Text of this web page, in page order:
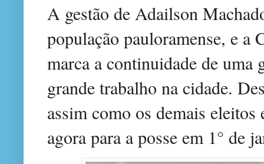
A gestão de Adailson
população pauloramense, e a
marca a continuidade de uma
grande trabalho na cidade.
assim como os demais eleitos
agora para a posse em 1° de